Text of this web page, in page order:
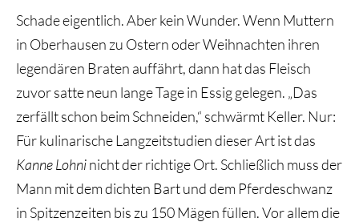
Schade eigentlich. Aber kein Wunder. Wenn Muttern
in Oberhausen zu Ostern oder Weihnachten ihren
legendären Braten auffährt, dann hat das Fleisch
zuvor satte neun lange Tage in Essig gelegen. „Das
zerfällt schon beim Schneiden,“ schwärmt Keller. Nur:
Für kulinarische Langzeitstudien dieser Art ist das
Kanne Lohninicht der richtige Ort. Schließlich muss der
Mann mit dem dichten Bart und dem Pferdeschwanz
in Spitzenzeiten bis zu 150 Mägen füllen. Vor allem die